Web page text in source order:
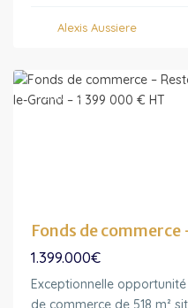
Alexis Aussiere
Featured
Fonds de
1.399.000€
Exceptionnelle
de commerce de 518 m²